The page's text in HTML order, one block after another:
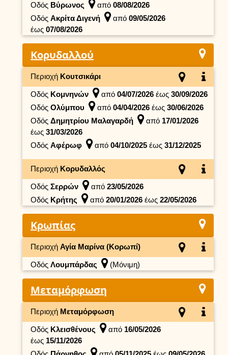
Οδός Βύρωνος από 08/08/2026
Οδός Ακρίτα Διγενή από 09/05/2026
έως 07/08/2026
Κορυδαλλού
Περιοχή Κουτσικάρι
Οδός Κομνηνών από 04/07/2026 έως 30/09/2026
Οδός Ολύμπου από 04/04/2026 έως 30/06/2026
Οδός Δημητρίου Μαλαγαρδή από 17/01/2026
έως 31/03/2026
Οδός Αφέρωφ από 04/10/2025 έως 31/12/2025
Περιοχή Κορυδαλλός
Οδός Σερρών από 23/05/2026
Οδός Κρήτης από 20/01/2026 έως 22/05/2026
Κρωπίας
Περιοχή Αγία Μαρίνα (Κορωπί)
Οδός Λουμπάρδας (Μόνιμη)
Μεταμόρφωση
Περιοχή Μεταμόρφωση
Οδός Κλεισθένους από 16/05/2026
έως 15/11/2026